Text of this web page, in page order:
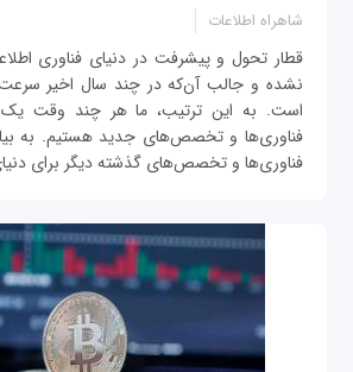
شاهراه اطلاعات
قطار تحول و پیشرفت در دنیای فناوری
نشده و جالب آن‌که در چند سال اخیر سرعت
است. به این ترتیب، ما هر چند وقت
فناوری‌ها و تخصص‌های جدید هستیم. به
فناوری‌ها و تخصص‌های گذشته دیگر برای